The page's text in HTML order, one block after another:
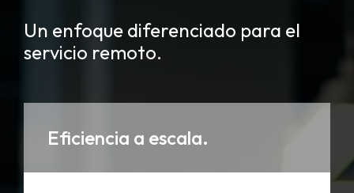
Un enfoque diferenciado para el
servicio remoto.
Eficiencia a escala.